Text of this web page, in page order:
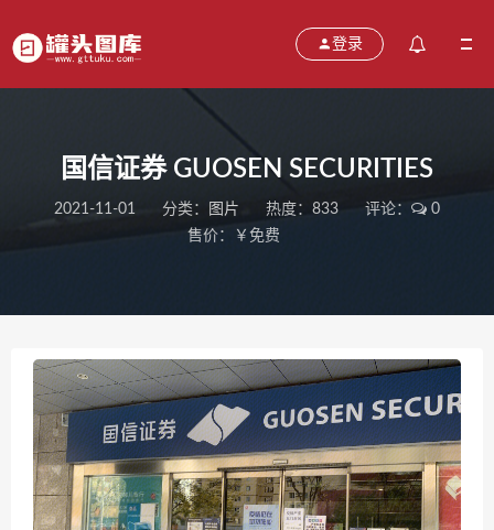
登录
国信证券 GUOSEN SECURITIES
2021-11-01 分类： 图片 热度：833 评论：
0
售价：￥免费